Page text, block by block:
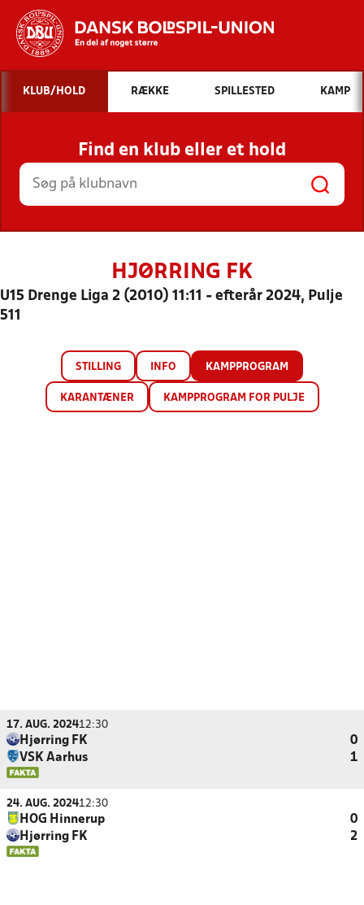
Hvad vil du søge efter?
INDHOLD OG NYHEDER
STILLINGER, RESULTATER, KLUBBER OG
HOLD
KLUB/HOLD RÆKKE SPILLESTED KAMP
Find en klub eller et hold
HJØRRING FK
U15 Drenge Liga 2 (2010) 11:11 - efterår 2024, Pulje
511
STILLING INFO KAMPPROGRAM
KARANTÆNER KAMPPROGRAM FOR PULJE
17. AUG. 202412:30
Hjørring FK
0
VSK Aarhus
1
24. AUG. 202412:30
HOG Hinnerup
0
Hjørring FK
2